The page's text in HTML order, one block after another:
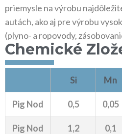
priemysle na výrobu
autách, ako aj pre výrobu
(plyno- a ropovody,
Chemické
Si Mn
Pig Nod 0,5 0,05
Pig Nod 1,2 0,1